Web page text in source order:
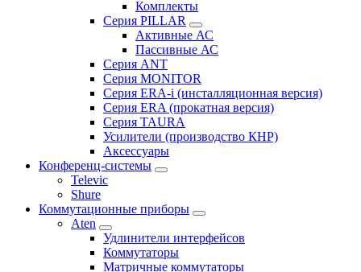
Комплекты
Серия PILLAR
Активные АС
Пассивные АС
Серия ANT
Серия MONITOR
Серия ERA-i (инсталляционная версия)
Серия ERA (прокатная версия)
Серия TAURA
Усилители (производство КНР)
Аксессуары
Конференц-системы
Televic
Shure
Коммутационные приборы
Aten
Удлинители интерфейсов
Коммутаторы
Матричные коммутаторы